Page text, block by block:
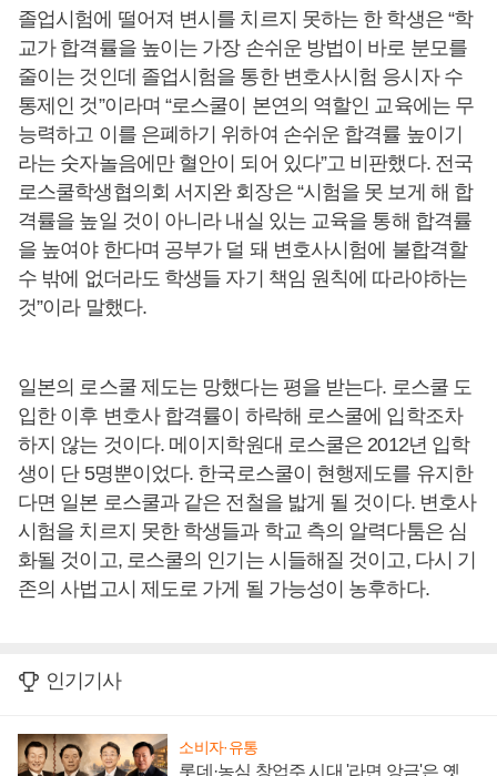
졸업시험에 떨어져 변시를 치르지 못하는 한 학생은 “학
교가 합격률을 높이는 가장 손쉬운 방법이 바로 분모를
줄이는 것인데 졸업시험을 통한 변호사시험 응시자 수
통제인 것”이라며 “로스쿨이 본연의 역할인 교육에는 무
능력하고 이를 은폐하기 위하여 손쉬운 합격률 높이기
라는 숫자놀음에만 혈안이 되어 있다”고 비판했다. 전국
로스쿨학생협의회 서지완 회장은 “시험을 못 보게 해 합
격률을 높일 것이 아니라 내실 있는 교육을 통해 합격률
을 높여야 한다며 공부가 덜 돼 변호사시험에 불합격할
수 밖에 없더라도 학생들 자기 책임 원칙에 따라야하는
것”이라 말했다.
일본의 로스쿨 제도는 망했다는 평을 받는다. 로스쿨 도
입한 이후 변호사 합격률이 하락해 로스쿨에 입학조차
하지 않는 것이다. 메이지학원대 로스쿨은 2012년 입학
생이 단 5명뿐이었다. 한국로스쿨이 현행제도를 유지한
다면 일본 로스쿨과 같은 전철을 밟게 될 것이다. 변호사
시험을 치르지 못한 학생들과 학교 측의 알력다툼은 심
화될 것이고, 로스쿨의 인기는 시들해질 것이고, 다시 기
존의 사법고시 제도로 가게 될 가능성이 농후하다.
인기기사
소비자·유통
롯데·농심 창업주 시대 '라면 앙금'은 옛